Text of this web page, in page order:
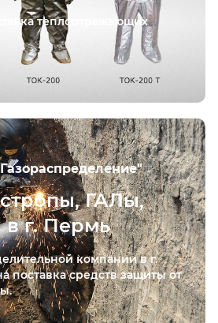
теплоотражающих
ГАЛы,
г. Пермь
компании в г.
поставка средств защиты от